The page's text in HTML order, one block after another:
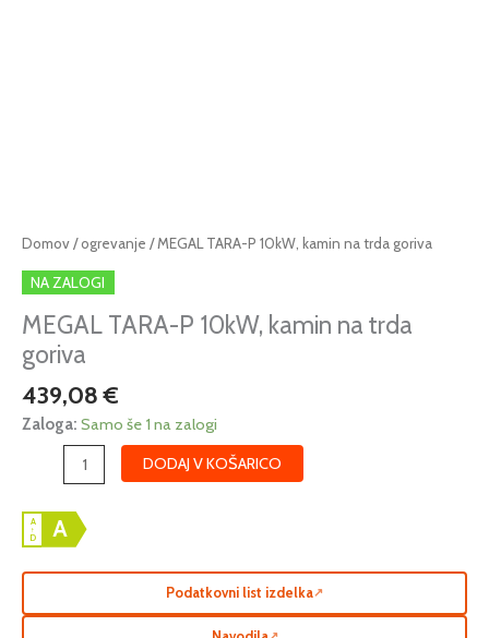
Domov/ogrevanje / MEGAL TARA-P 10kW, kamin na trda goriva
NA ZALOGI
MEGAL TARA-P 10kW, kamin na trda
goriva
439,08€
Zaloga: Samo še 1 na zalogi
MEGAL
TARA-
P
10kW,
kamin
na
trda
goriva
količina
DODAJ V KOŠARICO
A
↑
D A
Podatkovni list izdelka↗